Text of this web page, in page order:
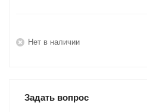
Нет в наличии
Задать вопрос